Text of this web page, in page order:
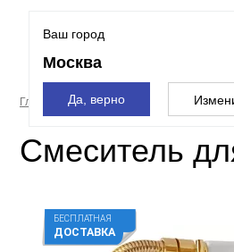
Ваш город
Москва
Да, верно
Главная страница Смесители и души
Смеситель
БЕСПЛАТНАЯ
ДОСТАВКА